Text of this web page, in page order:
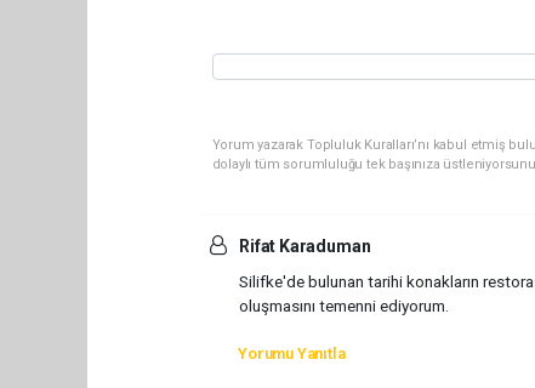
Yorum yazarak Topluluk Kuralları’nı kabul etmiş
dolaylı tüm sorumluluğu tek başınıza
Rifat Karaduman
Silifke'de bulunan tarihi konakların
oluşmasını temenni ediyorum.
Yorumu Yanıtla